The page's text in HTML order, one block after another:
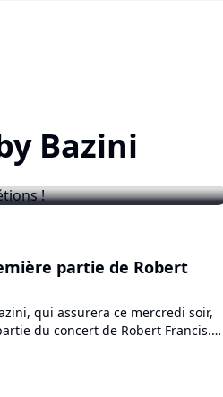
Bazini
y étions !
partie de Robert
qui assurera ce mercredi soir,
du concert de Robert Francis.